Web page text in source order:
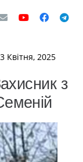
Квітня, 2025
з